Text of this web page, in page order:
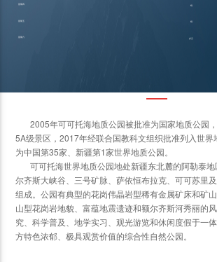
星期四 晴
星期五 晴
星期六 多云
2005年可可托海地质公园被批准为国家地质公园
5A级景区，2017年经联合国教科文组织批准列入世
为中国第35家、新疆第1家世界地质公园。
可可托海世界地质公园地处新疆东北麓的阿勒泰地
尔齐斯大峡谷、三号矿脉、萨依恒布拉克、可可苏里
组成。公园有典型的花岗伟晶岩型稀有金属矿床和矿
山型花岗岩地貌、富蕴地震遗迹和额尔齐斯河秀丽的
究、科学普及、地学实习、观光游览和休闲度假于一
方特色浓郁、极具观赏价值的综合性自然公园。